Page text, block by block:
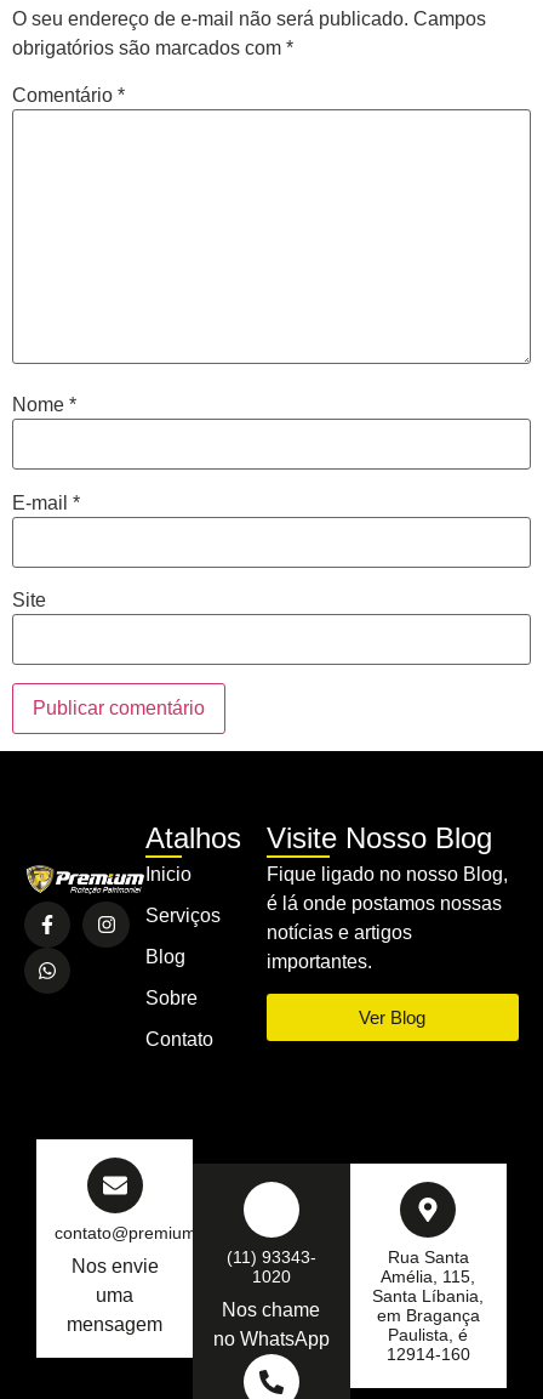
O seu endereço de e-mail não será publicado. Campos
obrigatórios são marcados com *
Comentário *
Nome *
E-mail *
Site
Atalhos
Inicio
Serviços
Blog
Sobre
Contato
Visite Nosso Blog
Fique ligado no nosso Blog,
é lá onde postamos nossas
notícias e artigos
importantes.
Ver Blog
contato@premiumseg.com.br
Nos envie
uma
mensagem
(11) 93343-
1020
Nos chame
no WhatsApp
Rua Santa
Amélia, 115,
Santa Líbania,
em Bragança
Paulista, é
12914-160